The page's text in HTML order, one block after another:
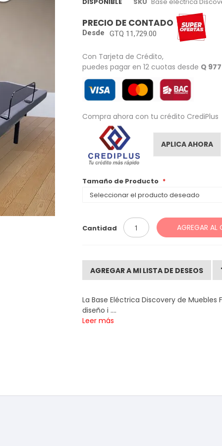
PRECIO DE CONTADO
Desde GTQ 11,729.00
Con Tarjeta de Crédito,
puedes pagar en 12 cuotas desde Q
Compra ahora con tu crédito CrediPlus
APLICA AHORA
Tamaño de Producto
Cantidad AGREGAR AL
AGREGAR A MI LISTA DE DESEOS
La Base Eléctrica Discovery de
diseño i ....
Leer más